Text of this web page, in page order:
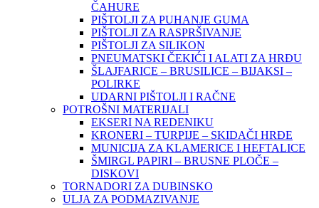
ČAHURE
PIŠTOLJI ZA PUHANJE GUMA
PIŠTOLJI ZA RASPRŠIVANJE
PIŠTOLJI ZA SILIKON
PNEUMATSKI ČEKIĆI I ALATI ZA HRĐU
ŠLAJFARICE – BRUSILICE – BIJAKSI –
POLIRKE
UDARNI PIŠTOLJI I RAČNE
POTROŠNI MATERIJALI
EKSERI NA REDENIKU
KRONERI – TURPIJE – SKIDAČI HRĐE
MUNICIJA ZA KLAMERICE I HEFTALICE
ŠMIRGL PAPIRI – BRUSNE PLOČE –
DISKOVI
TORNADORI ZA DUBINSKO
ULJA ZA PODMAZIVANJE